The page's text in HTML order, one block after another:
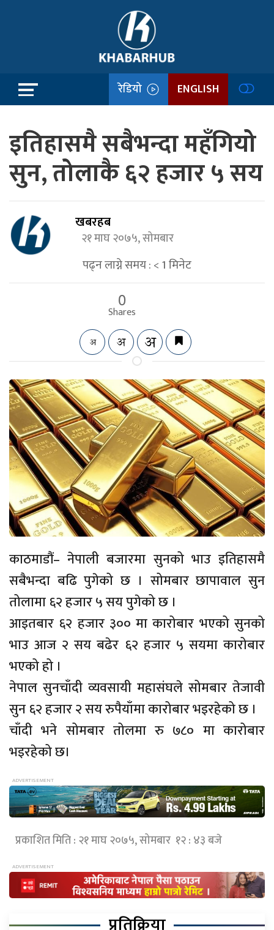
रेडियो ENGLISH
इतिहासमै सबैभन्दा महँगियो
सुन, तोलाकै ६२ हजार ५ सय
खबरहब
२१ माघ २०७५, सोमबार
पढ्न लाग्ने समय :< 1मिनेट
0
Shares
काठमाडौं– नेपाली बजारमा सुनको भाउ इतिहासमै
सबैभन्दा बढि पुगेको छ । सोमबार छापावाल सुन
तोलामा ६२ हजार ५ सय पुगेको छ ।
आइतबार ६२ हजार ३०० मा कारोबार भएको सुनको
भाउ आज २ सय बढेर ६२ हजार ५ सयमा कारोबार
भएको हो ।
नेपाल सुनचाँदी व्यवसायी महासंघले सोमबार तेजावी
सुन ६२ हजार २ सय रुपैयाँमा कारोबार भइरहेको छ ।
चाँदी भने सोमबार तोलमा रु ७८० मा कारोबार
भइरहेको छ।
प्रकाशित मिति : २१ माघ २०७५, सोमबार १२ : ४३ बजे